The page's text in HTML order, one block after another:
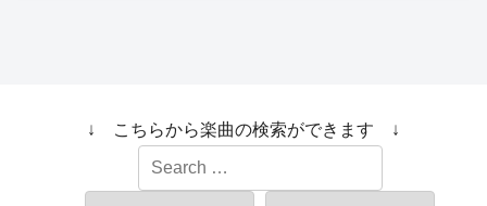
↓ こちらから楽曲の検索ができます ↓